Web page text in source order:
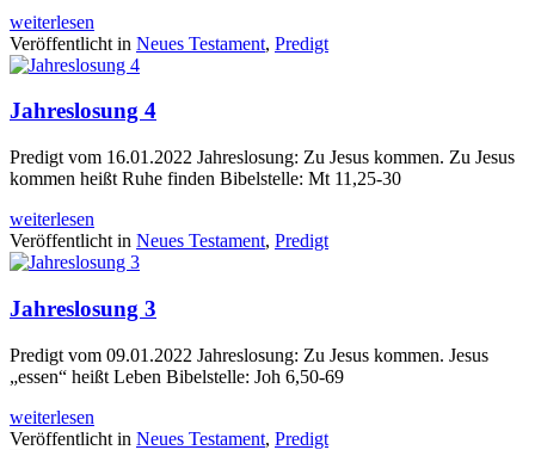
weiterlesen
Veröffentlicht in Neues Testament, Predigt
Jahreslosung 4
Predigt vom 16.01.2022 Jahreslosung: Zu Jesus kommen. Zu Jesus
kommen heißt Ruhe finden Bibelstelle: Mt 11,25-30
weiterlesen
Veröffentlicht in Neues Testament, Predigt
Jahreslosung 3
Predigt vom 09.01.2022 Jahreslosung: Zu Jesus kommen. Jesus
„essen“ heißt Leben Bibelstelle: Joh 6,50-69
weiterlesen
Veröffentlicht in Neues Testament, Predigt